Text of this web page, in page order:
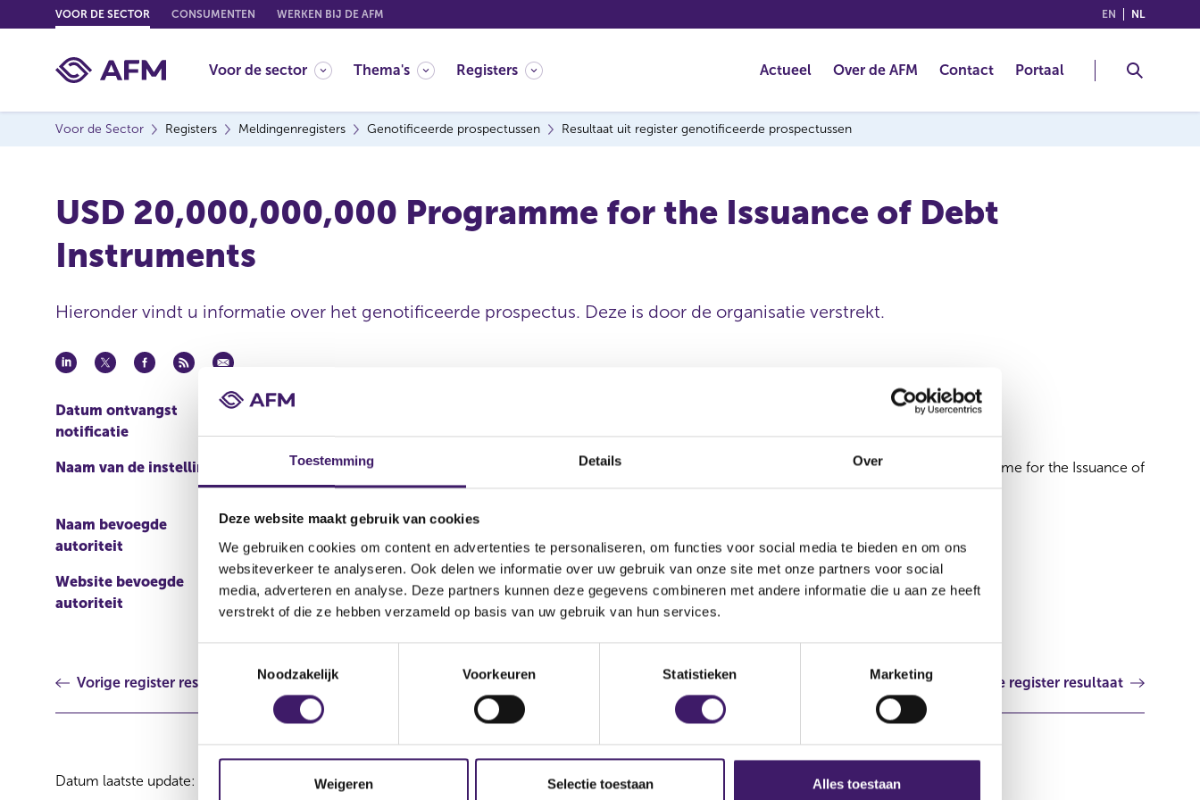
Toestemming Details Over
Deze website maakt gebruik van cookies
We gebruiken cookies om content en advertenties te personaliseren, om functies voor social media te bieden en om ons
websiteverkeer te analyseren. Ook delen we informatie over uw gebruik van onze site met onze partners voor social
media, adverteren en analyse. Deze partners kunnen deze gegevens combineren met andere informatie die u aan ze heeft
verstrekt of die ze hebben verzameld op basis van uw gebruik van hun services.
s
Noodzakelijk Voorkeuren Statistieken Marketing
Weigeren Selectie toestaan Alles toestaan
o
o
EN (ENGLISH)
NL
VOOR DE SECTOR CONSUMENTEN WERKEN BIJ DE AFM
Voor de sector Thema's Registers Actueel Over de AFM Contact Portaal
Voor de Sector Registers Meldingenregisters Genotificeerde prospectussen Resultaat uit register genotificeerde prospectussen
USD 20,000,000,000 Programme for the Issuance of Debt
Instruments
Hieronder vindt u informatie over het genotificeerde prospectus. Deze is door de organisatie verstrekt.
Datum ontvangst
notificatie
12 nov 2012
document
Naam van de instelling Export Development Canada
Omschrijving van de
transactie
USD 20,000,000,000 Programme for the Issuance of
Debt Instruments
Naam bevoegde
autoriteit
Financial Conduct Authority
Website bevoegde
autoriteit
http://www.fsa.gov.uk/ukla/officialPublicationOfPros
pectuses.do?
view=true&listType=publicationOfProspectuses
Vorige register resultaat Volgende register resultaat
Datum laatste update: 08 augustus 2026